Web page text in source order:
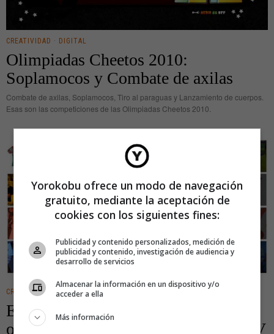
CREATIVIDAD · DIGITAL
Olimpiadas Cheetos 2010:
Soplamocos y Combate de axilas
Combate de axilas, Soplamocos, Tiro al paraguas y Lanzamiento de cuerpos.
Esas son las competiciones de las Olimpiadas Cheetos 2010.
CREATIVIDAD IDEAS
El Armario de la Tele: una tienda
online que vende ropa de series de TV
Yorokobu ofrece un modo de navegación
gratuito, mediante la aceptación de
cookies con los siguientes fines:
Publicidad y contenido personalizados, medición de
publicidad y contenido, investigación de audiencia y
desarrollo de servicios
Almacenar la información en un dispositivo y/o
acceder a ella
Más información